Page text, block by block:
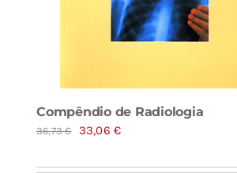
Compêndio de Radiologia
36,73€
O
33,06€O